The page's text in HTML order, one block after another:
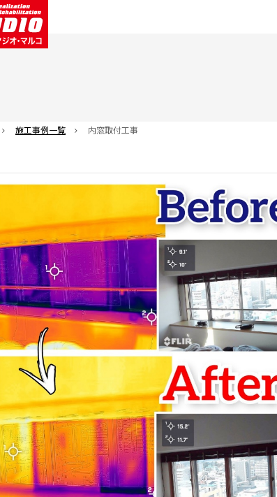
施工事例一覧 内窓取付工事